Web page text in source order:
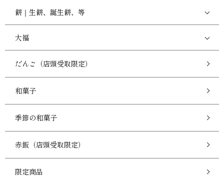
餅｜生餅、誕生餅、等
大福
だんご（店頭受取限定）
和菓子
季節の和菓子
赤飯（店頭受取限定）
限定商品